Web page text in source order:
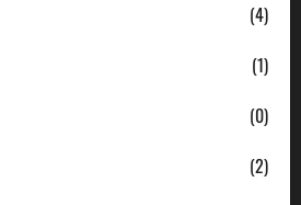
(4)
(1)
(0)
(2)